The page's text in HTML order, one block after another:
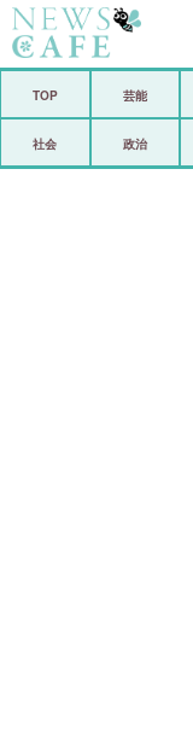
TOP 芸能
社会 政治